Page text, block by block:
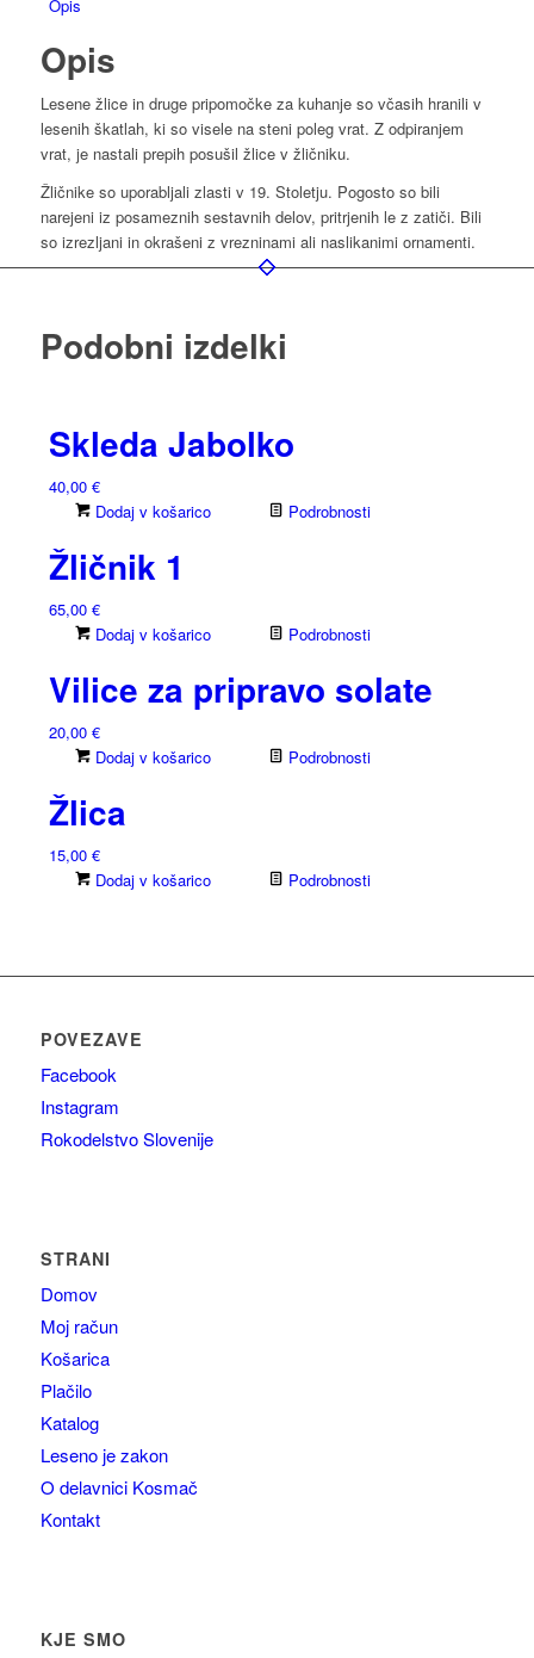
Opis
Opis
Lesene žlice in druge pripomočke za kuhanje so včasih hranili v
lesenih škatlah, ki so visele na steni poleg vrat. Z odpiranjem
vrat, je nastali prepih posušil žlice v žličniku.
Žličnike so uporabljali zlasti v 19. Stoletju. Pogosto so bili
narejeni iz posameznih sestavnih delov, pritrjenih le z zatiči. Bili
so izrezljani in okrašeni z vrezninami ali naslikanimi ornamenti.
Podobni izdelki
Skleda Jabolko
40,00 €
Dodaj v košarico
Podrobnosti
Žličnik 1
65,00 €
Dodaj v košarico
Podrobnosti
Vilice za pripravo solate
20,00 €
Dodaj v košarico
Podrobnosti
Žlica
15,00 €
Dodaj v košarico
Podrobnosti
POVEZAVE
Facebook
Instagram
Rokodelstvo Slovenije
STRANI
Domov
Moj račun
Košarica
Plačilo
Katalog
Leseno je zakon
O delavnici Kosmač
Kontakt
KJE SMO